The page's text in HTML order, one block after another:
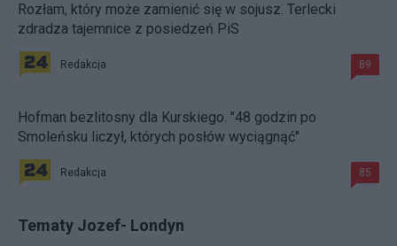
Rozłam, który może zamienić się w sojusz. Terlecki
zdradza tajemnice z posiedzeń PiS
Redakcja 89
Hofman bezlitosny dla Kurskiego. "48 godzin po
Smoleńsku liczył, których posłów wyciągnąć"
Redakcja 85
Tematy Jozef- Londyn